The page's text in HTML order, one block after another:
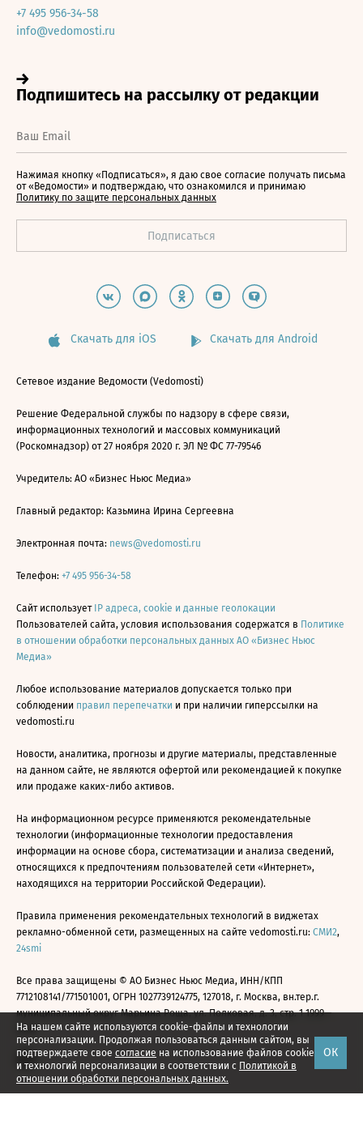
На нашем сайте используются cookie-файлы и технологии
персонализации. Продолжая пользоваться данным сайтом, вы
подтверждаете свое согласие на использование файлов cookie
и технологий персонализации в соответствии с Политикой в
отношении обработки персональных данных.
ОК
+7 495 956-34-58
info@vedomosti.ru
Нажимая кнопку «Подписаться», я даю свое согласие получать письма
от «Ведомости» и подтверждаю, что ознакомился и принимаю
Политику по защите персональных данных
Скачать для iOS Скачать для Android
Сетевое издание Ведомости (Vedomosti)
Решение Федеральной службы по надзору в сфере связи,
информационных технологий и массовых коммуникаций
(Роскомнадзор) от 27 ноября 2020 г. ЭЛ № ФС 77-79546
Учредитель: АО «Бизнес Ньюс Медиа»
Главный редактор: Казьмина Ирина Сергеевна
Электронная почта: news@vedomosti.ru
Телефон: +7 495 956-34-58
Сайт использует IP адреса, cookie и данные геолокации
Пользователей сайта, условия использования содержатся в Политике
в отношении обработки персональных данных АО «Бизнес Ньюс
Медиа»
Любое использование материалов допускается только при
соблюдении правил перепечатки и при наличии гиперссылки на
vedomosti.ru
Новости, аналитика, прогнозы и другие материалы, представленные
на данном сайте, не являются офертой или рекомендацией к покупке
или продаже каких-либо активов.
На информационном ресурсе применяются рекомендательные
технологии (информационные технологии предоставления
информации на основе сбора, систематизации и анализа сведений,
относящихся к предпочтениям пользователей сети «Интернет»,
находящихся на территории Российской Федерации).
Правила применения рекомендательных технологий в виджетах
рекламно-обменной сети, размещенных на сайте vedomosti.ru: СМИ2,
24smi
Все права защищены © АО Бизнес Ньюс Медиа, ИНН/КПП
7712108141/771501001, ОГРН 1027739124775, 127018, г. Москва, вн.тер.г.
муниципальный округ Марьина Роща, ул. Полковая, д. 3, стр. 1 1999—
2026